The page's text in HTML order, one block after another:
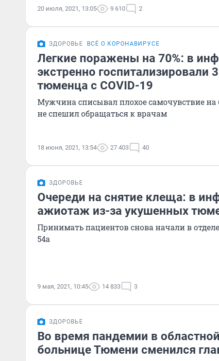
20 июля, 2021, 13:05 9 610 2
ЗДОРОВЬЕ ВСЁ О КОРОНАВИРУСЕ
Легкие поражены на 70%: в
экстренно госпитализировали
тюменца с COVID-19
Мужчина списывал плохое самочувствие на
не спешил обращаться к врачам
18 июня, 2021, 13:54 27 403 40
ЗДОРОВЬЕ
Очереди на снятие клеща: в
ажиотаж из-за укушенных
Принимать пациентов снова начали в
54а
9 мая, 2021, 10:45 14 833 3
ЗДОРОВЬЕ
Во время пандемии в
больнице Тюмени сменился